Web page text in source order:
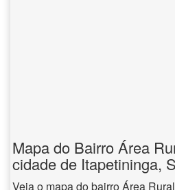
Mapa do Bairro Área
cidade de Itapetininga,
Veja o mapa do bairro Área